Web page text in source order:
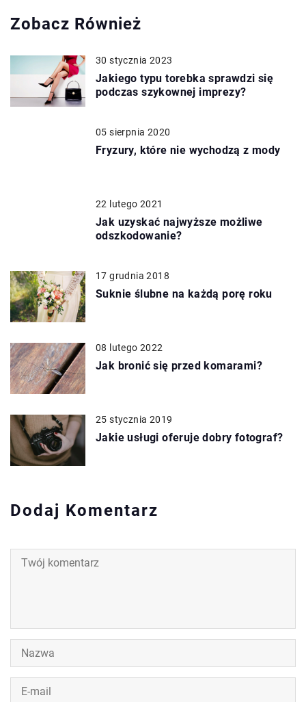
Zobacz Również
30 stycznia 2023
Jakiego typu torebka sprawdzi się
podczas szykownej imprezy?
05 sierpnia 2020
Fryzury, które nie wychodzą z mody
22 lutego 2021
Jak uzyskać najwyższe możliwe
odszkodowanie?
17 grudnia 2018
Suknie ślubne na każdą porę roku
08 lutego 2022
Jak bronić się przed komarami?
25 stycznia 2019
Jakie usługi oferuje dobry fotograf?
Dodaj Komentarz